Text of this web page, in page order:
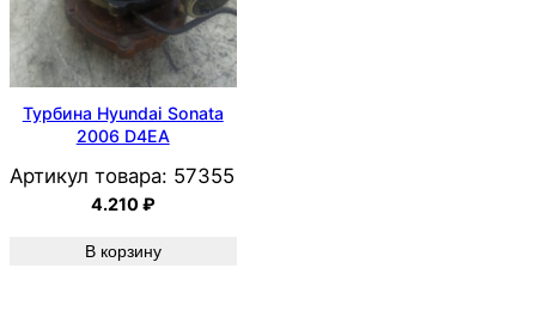
Турбина Hyundai Sonata
2006 D4EA
Артикул товара: 57355
4.210₽
В корзину